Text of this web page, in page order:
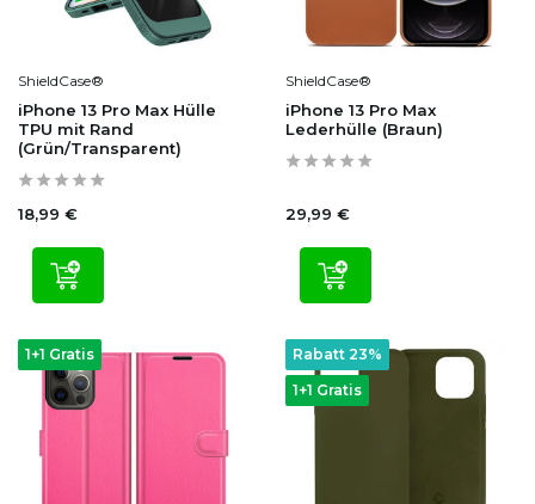
ShieldCase®
iPhone 13 Pro Max Hülle
TPU mit Rand
(Grün/Transparent)
18,99 €
ShieldCase®
iPhone 13 Pro Max
Lederhülle (Braun)
29,99 €
1+1 Gratis
1+1 Gratis
Rabatt 23%